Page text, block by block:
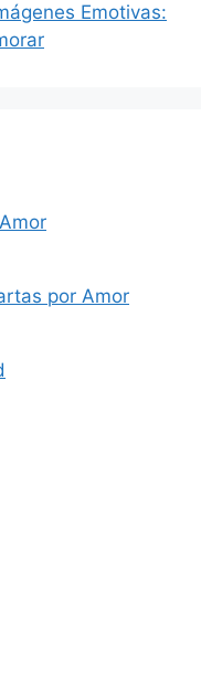
Emotivas:
por Amor